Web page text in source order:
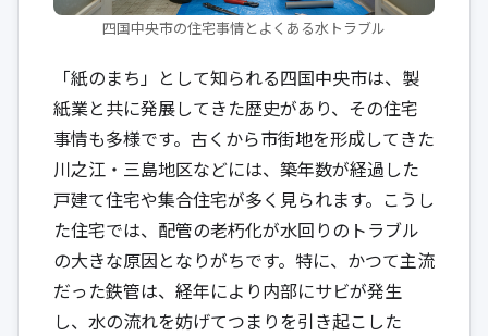
四国中央市の住宅事情とよくある水トラブル
「紙のまち」として知られる四国中央市は、製
紙業と共に発展してきた歴史があり、その住宅
事情も多様です。古くから市街地を形成してきた
川之江・三島地区などには、築年数が経過した
戸建て住宅や集合住宅が多く見られます。こうし
た住宅では、配管の老朽化が水回りのトラブル
の大きな原因となりがちです。特に、かつて主流
だった鉄管は、経年により内部にサビが発生
し、水の流れを妨げてつまりを引き起こした